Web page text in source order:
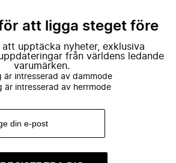
att ligga steget före
upptäcka nyheter, exklusiva
från världens ledande
varumärken.
är intresserad av dammode
är intresserad av herrmode